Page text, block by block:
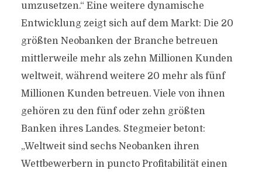
umzusetzen.“ Eine weitere dynamische
Entwicklung zeigt sich auf dem Markt: Die 20
größten Neobanken der Branche betreuen
mittlerweile mehr als zehn Millionen Kunden
weltweit, während weitere 20 mehr als fünf
Millionen Kunden betreuen. Viele von ihnen
gehören zu den fünf oder zehn größten
Banken ihres Landes. Stegmeier betont:
„Weltweit sind sechs Neobanken ihren
Wettbewerbern in puncto Profitabilität einen